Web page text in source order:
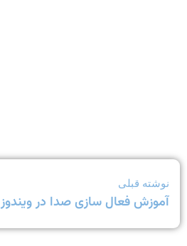
نوشته قبلی
آموزش فعال سازی صدا در ویندوز 2003